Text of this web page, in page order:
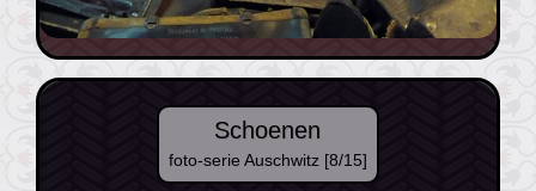
Schoenen
foto-serie Auschwitz [8/15]